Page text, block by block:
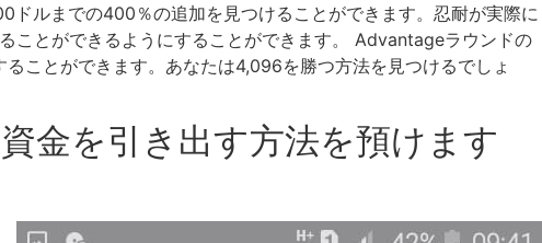
ルまでの400％の追加を見つけることができます。忍耐が実際に
ことができるようにすることができます。 Advantageラウンドの
ことができます。あなたは4,096を勝つ方法を見つけるでしょ
金を引き出す方法を預けます